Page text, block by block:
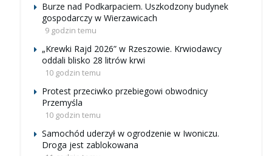
Burze nad Podkarpaciem. Uszkodzony budynek
gospodarczy w Wierzawicach
9 godzin temu
„Krewki Rajd 2026” w Rzeszowie. Krwiodawcy
oddali blisko 28 litrów krwi
10 godzin temu
Protest przeciwko przebiegowi obwodnicy
Przemyśla
10 godzin temu
Samochód uderzył w ogrodzenie w Iwoniczu.
Droga jest zablokowana